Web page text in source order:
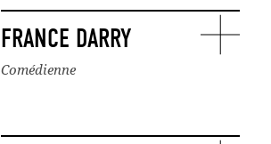
FRANCE DARRY
Comédienne